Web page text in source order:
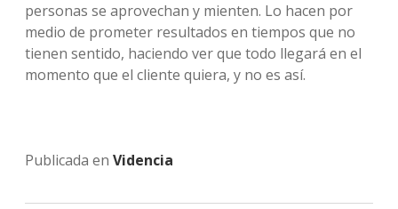
personas se aprovechan y mienten. Lo hacen por
medio de prometer resultados en tiempos que no
tienen sentido, haciendo ver que todo llegará en el
momento que el cliente quiera, y no es así.
Publicada en Videncia